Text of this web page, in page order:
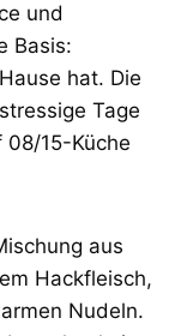
und
Basis:
hat. Die
Tage
15-Küche
aus
Hackfleisch,
Nudeln.